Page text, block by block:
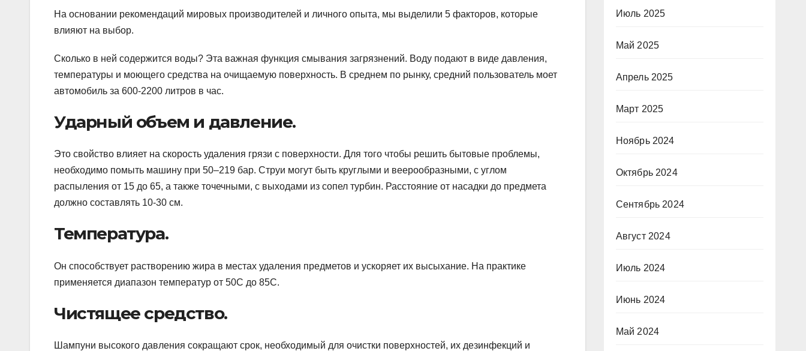
На основании рекомендаций мировых производителей и личного опыта, мы выделили 5 факторов, которые
влияют на выбор.
Сколько в ней содержится воды? Эта важная функция смывания загрязнений. Воду подают в виде давления,
температуры и моющего средства на очищаемую поверхность. В среднем по рынку, средний пользователь моет
автомобиль за 600-2200 литров в час.
Ударный объем и давление.
Это свойство влияет на скорость удаления грязи с поверхности. Для того чтобы решить бытовые проблемы,
необходимо помыть машину при 50–219 бар. Струи могут быть круглыми и веерообразными, с углом
распыления от 15 до 65, а также точечными, с выходами из сопел турбин. Расстояние от насадки до предмета
должно составлять 10-30 см.
Температура.
Он способствует растворению жира в местах удаления предметов и ускоряет их высыхание. На практике
применяется диапазон температур от 50C до 85С.
Чистящее средство.
Шампуни высокого давления сокращают срок, необходимый для очистки поверхностей, их дезинфекций и
Июль 2025
Май 2025
Апрель 2025
Март 2025
Ноябрь 2024
Октябрь 2024
Сентябрь 2024
Август 2024
Июль 2024
Июнь 2024
Май 2024